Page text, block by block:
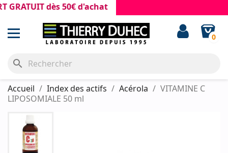
dès 50€ d'achat
0
search
Accueil Index des actifs Acérola
VITAMINE C
LIPOSOMIALE 50 ml